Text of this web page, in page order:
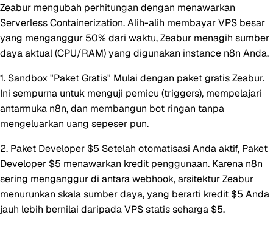
Zeabur mengubah perhitungan dengan menawarkan
Serverless Containerization. Alih-alih membayar VPS besar
yang menganggur 50% dari waktu, Zeabur menagih sumber
daya aktual (CPU/RAM) yang digunakan instance n8n Anda.
1. Sandbox "Paket Gratis" Mulai dengan paket gratis Zeabur.
Ini sempurna untuk menguji pemicu (triggers), mempelajari
antarmuka n8n, dan membangun bot ringan tanpa
mengeluarkan uang sepeser pun.
2. Paket Developer $5 Setelah otomatisasi Anda aktif, Paket
Developer $5 menawarkan kredit penggunaan. Karena n8n
sering menganggur di antara webhook, arsitektur Zeabur
menurunkan skala sumber daya, yang berarti kredit $5 Anda
jauh lebih bernilai daripada VPS statis seharga $5.